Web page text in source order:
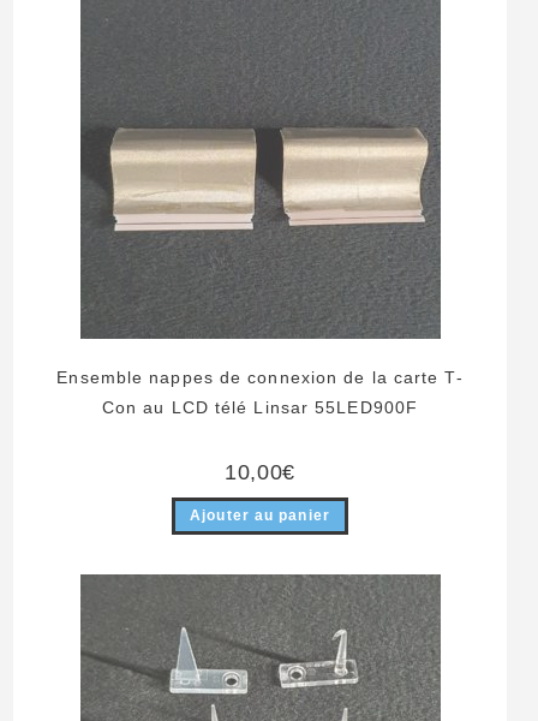
Ensemble nappes de connexion de la carte T-
Con au LCD télé Linsar 55LED900F
10,00€
Ajouter au panier